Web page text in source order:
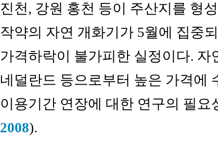
진천, 강원 홍천 등이 주산지를 형
작약의 자연 개화기가 5월에 집중
가격하락이 불가피한 실정이다.
네덜란드 등으로부터 높은 가격에
이용기간 연장에 대한 연구의 필요
2008).